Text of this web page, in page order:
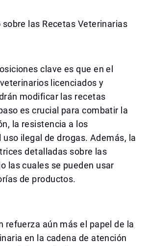
las Recetas Veterinarias
clave es que en el
licenciados y
modificar las recetas
es crucial para combatir la
la resistencia a los
ilegal de drogas. Además, la
detalladas sobre las
las cuales se pueden usar
de productos.
refuerza aún más el papel de la
en la cadena de atención